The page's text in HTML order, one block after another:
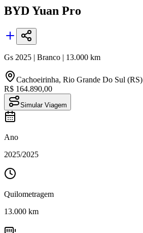
BYDYuan Pro
Gs 2025 | Branco | 13.000 km
Cachoeirinha, Rio Grande Do Sul (RS)
R$ 164.890,00
Simular Viagem
Ano
2025/2025
Quilometragem
13.000 km